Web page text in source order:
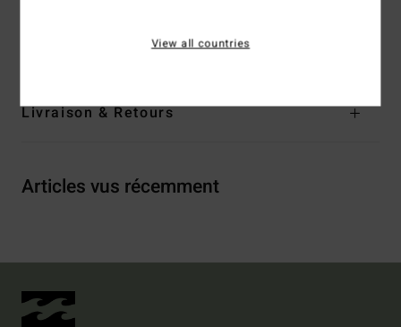
Traçabilité du produit (Loi Agec)
Livraison & Retours
Articles vus récemment
View all countries